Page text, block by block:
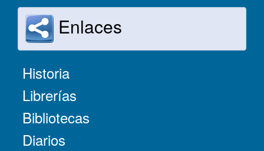
Enlaces
Historia
Librerías
Bibliotecas
Diarios